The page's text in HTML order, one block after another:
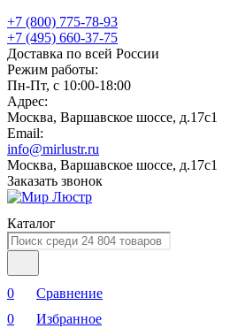
+7 (800) 775-78-93
+7 (495) 660-37-75
Доставка по всей России
Режим работы:
Пн-Пт, с 10:00-18:00
Адрес:
Москва, Варшавское шоссе, д.17c1
Email:
info@mirlustr.ru
Москва, Варшавское шоссе, д.17c1
Заказать звонок
Каталог
0
Сравнение
0
Избранное